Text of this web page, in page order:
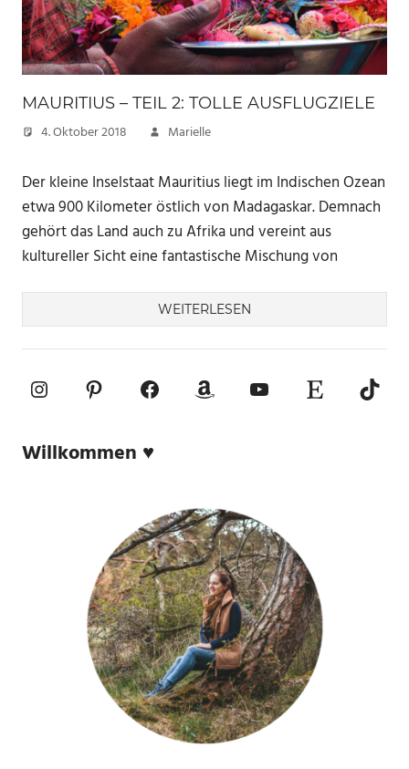
MAURITIUS – TEIL 2: TOLLE AUSFLUGZIELE
4. Oktober 2018 Marielle
Der kleine Inselstaat Mauritius liegt im Indischen Ozean
etwa 900 Kilometer östlich von Madagaskar. Demnach
gehört das Land auch zu Afrika und vereint aus
kultureller Sicht eine fantastische Mischung von
WEITERLESEN
InstagramPinterestFacebookAmazonYouTube
Etsy-Shop
Willkommen ♥